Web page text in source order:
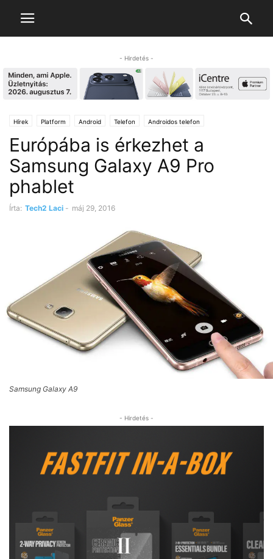
- Hirdetés -
Hírek Platform Android Telefon Androidos telefon
Európába is érkezhet a
Samsung Galaxy A9 Pro
phablet
Írta: Tech2 Laci - máj 29, 2016
Samsung Galaxy A9
- Hirdetés -